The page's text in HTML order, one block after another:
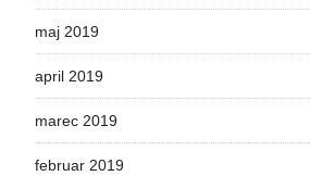
maj 2019
april 2019
marec 2019
februar 2019